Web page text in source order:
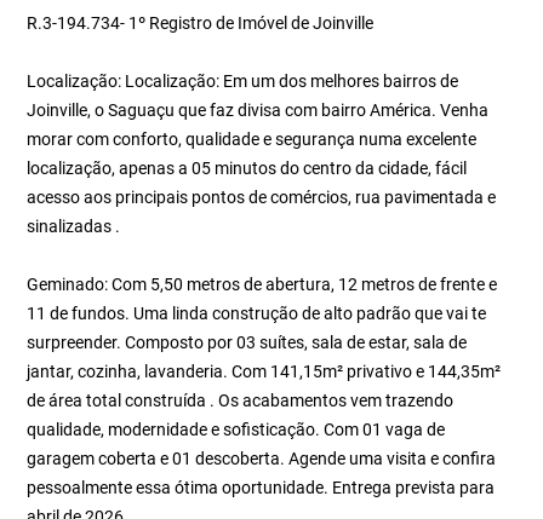
R.3-194.734- 1º Registro de Imóvel de Joinville
Localização: Localização: Em um dos melhores bairros de
Joinville, o Saguaçu que faz divisa com bairro América. Venha
morar com conforto, qualidade e segurança numa excelente
localização, apenas a 05 minutos do centro da cidade, fácil
acesso aos principais pontos de comércios, rua pavimentada e
sinalizadas .
Geminado: Com 5,50 metros de abertura, 12 metros de frente e
11 de fundos. Uma linda construção de alto padrão que vai te
surpreender. Composto por 03 suítes, sala de estar, sala de
jantar, cozinha, lavanderia. Com 141,15m² privativo e 144,35m²
de área total construída . Os acabamentos vem trazendo
qualidade, modernidade e sofisticação. Com 01 vaga de
garagem coberta e 01 descoberta. Agende uma visita e confira
pessoalmente essa ótima oportunidade. Entrega prevista para